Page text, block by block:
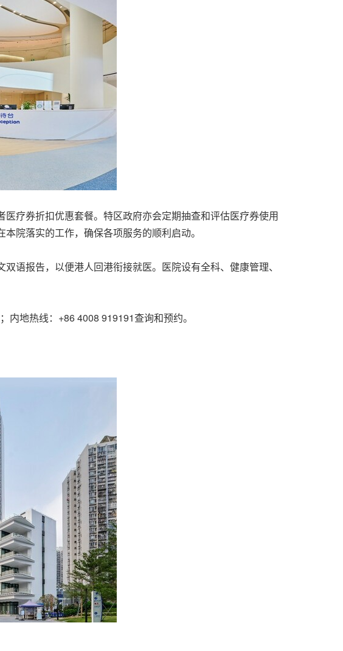
疗券折扣优惠套餐。特区政府亦会定期抽查和评估医疗券使用
院落实的工作，确保各项服务的顺利启动。
语报告，以便港人回港衔接就医。医院设有全科、健康管理、
；内地热线： +86 4008 919191查询和预约。